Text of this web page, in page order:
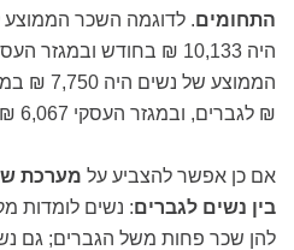
התחומים
₪ לגברים, ובמגזר העסקי 6,067 ₪ לעומת 9,761 ₪ לגברים.
אם כן אפשר להצביע על מערכת
בין נשים לגברים: נשים לומדות
להן שכר פחות משל הגברים; גם